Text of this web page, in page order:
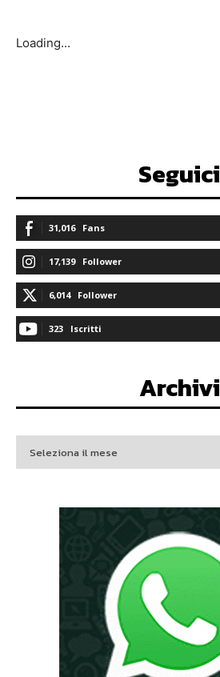
Loading...
Seguici
31,016 Fans
17,139 Follower
6,014 Follower
323 Iscritti
Archivi